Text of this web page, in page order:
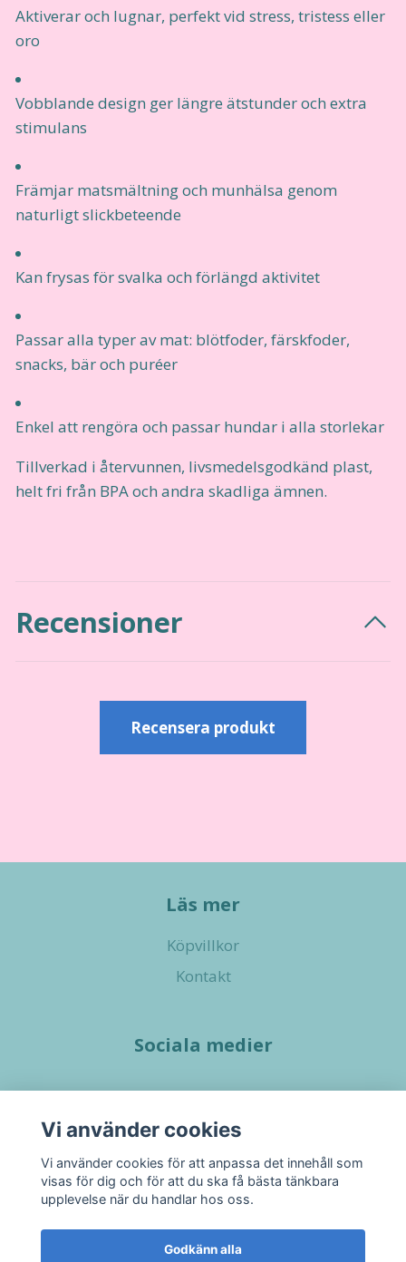
Aktiverar och lugnar, perfekt vid stress, tristess eller
oro
Vobblande design ger längre ätstunder och extra
stimulans
Främjar matsmältning och munhälsa genom
naturligt slickbeteende
Kan frysas för svalka och förlängd aktivitet
Passar alla typer av mat: blötfoder, färskfoder,
snacks, bär och puréer
Enkel att rengöra och passar hundar i alla storlekar
Tillverkad i återvunnen, livsmedelsgodkänd plast,
helt fri från BPA och andra skadliga ämnen.
Recensioner
Recensera produkt
Läs mer
Köpvillkor
Kontakt
Sociala medier
Vi använder cookies
Vi använder cookies för att anpassa det innehåll som
visas för dig och för att du ska få bästa tänkbara
upplevelse när du handlar hos oss.
Godkänn alla